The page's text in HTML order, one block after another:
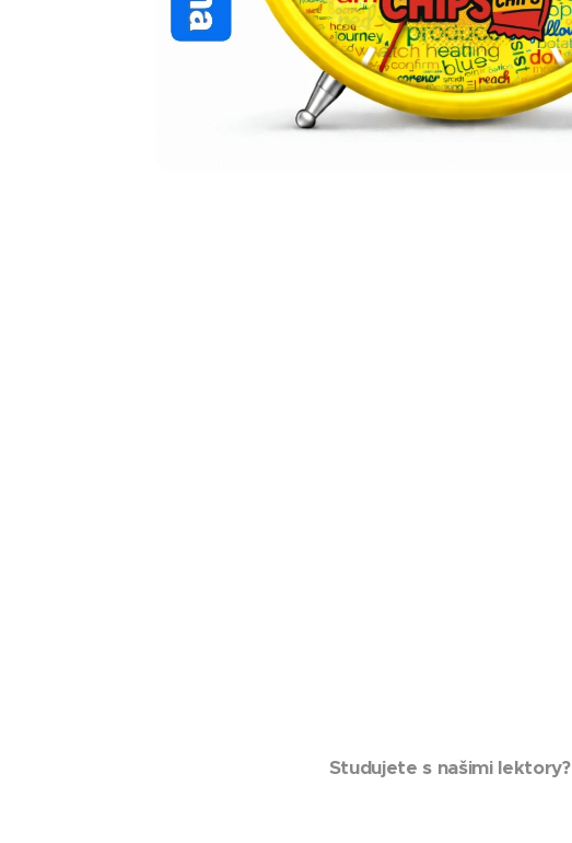
Studujete s našimi lektory?